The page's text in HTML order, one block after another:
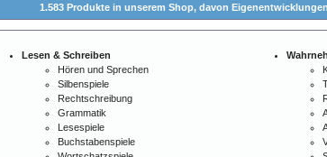
1.583 Produkte in unserem Shop, davon
Lesen & Schreiben
Hören und Sprechen
Silbenspiele
Rechtschreibung
Grammatik
Lesespiele
Buchstabenspiele